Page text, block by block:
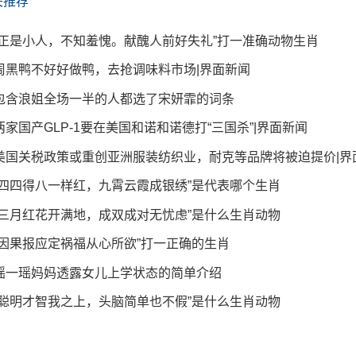
是小人，不知羞愧。献醜人前好失礼”打一准确动物生肖
黑鸭不好好做鸭，去抢调味料市场|界面新闻
含浪姐全场一半的人都选了宋妍霏的词条
家国产GLP-1要在美国和诺和诺德打“三国杀”|界面新闻
国关税政策或重创亚洲服装纺织业，耐克等品牌将被迫提价|界
四得八一样红，九霄云霞成银绣”是代表哪个生肖
月红花开满地，成双成对无忧虑”是什么生肖动物
果报应定祸福从心所欲”打一正确的生肖
一瑶妈妈透露女儿上学状态的简单介绍
明才智我之上，头脑简单也不假”是什么生肖动物